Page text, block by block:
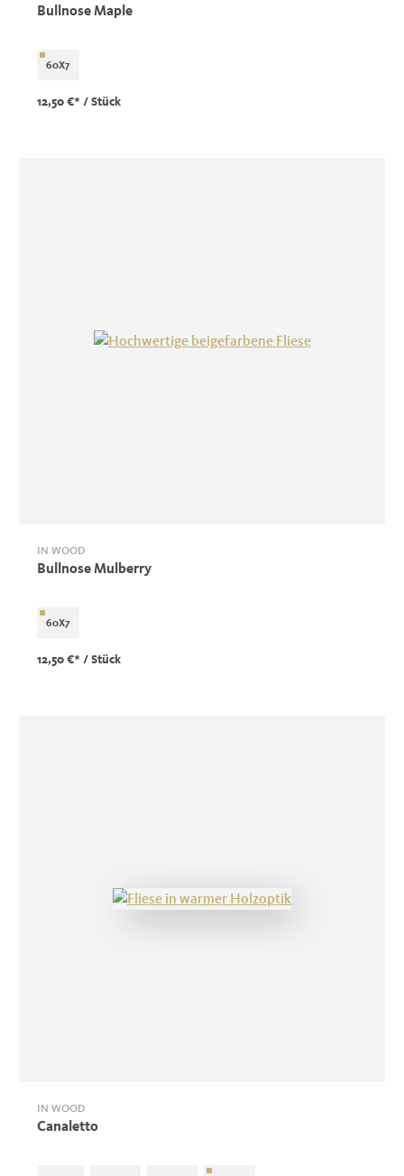
Bullnose Maple
60X7
12,50 €* / Stück
IN WOOD
Bullnose Mulberry
60X7
12,50 €* / Stück
IN WOOD
Canaletto